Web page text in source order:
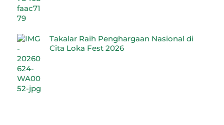
Takalar Raih Penghargaan Nasional di
Cita Loka Fest 2026